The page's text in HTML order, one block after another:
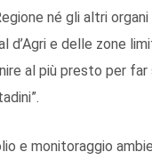
né gli altri
e delle zone
al più presto per
e monitoraggio